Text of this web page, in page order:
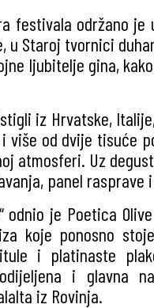
festivala održano
u Staroj tvornici
ljubitelje gina,
iz Hrvatske,
više od dvije tisuće
atmosferi. Uz
panel rasprave
odnio je Poetica
koje ponosno
i platinaste
i glavna
iz Rovinja.